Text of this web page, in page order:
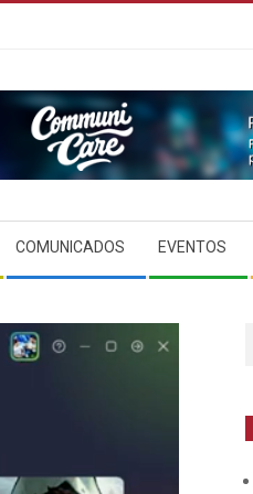
COMUNICADOS EVENTOS